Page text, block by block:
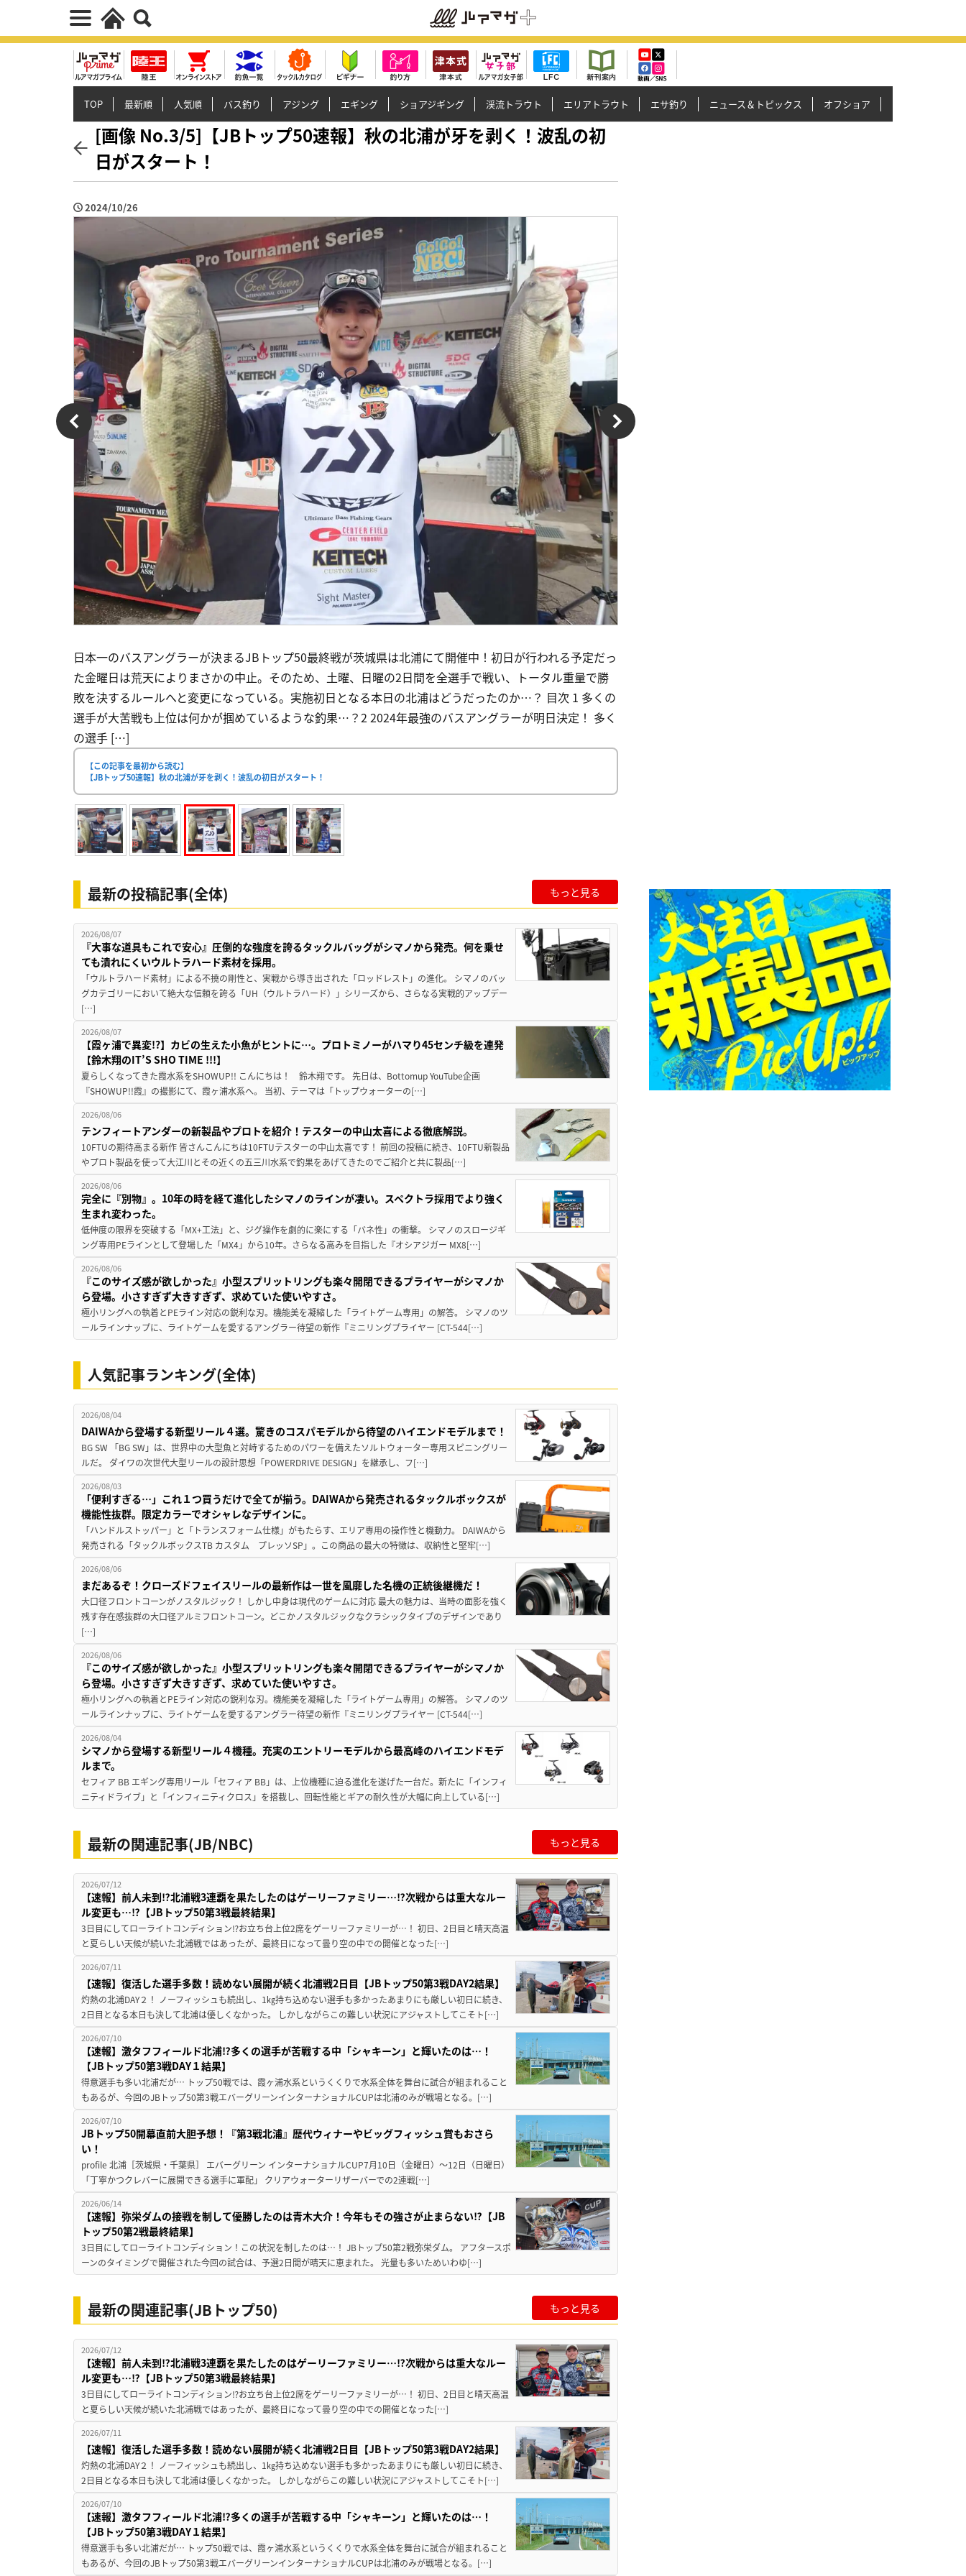
TOP 最新順 人気順 バス釣り アジング エギング ショアジギング 渓流トラウト エリアトラウト エサ釣り ニュース＆トピックス オフショア
[画像 No.3/5]【JBトップ50速報】秋の北浦が牙を剥く！波乱の初
日がスタート！
2024/10/26
日本一のバスアングラーが決まるJBトップ50最終戦が茨城県は北浦にて開催中！初日が行われる予定だっ
た金曜日は荒天によりまさかの中止。そのため、土曜、日曜の2日間を全選手で戦い、トータル重量で勝
敗を決するルールへと変更になっている。実施初日となる本日の北浦はどうだったのか…？ 目次 1 多くの
選手が大苦戦も上位は何かが掴めているような釣果…？2 2024年最強のバスアングラーが明日決定！ 多く
の選手 […]
【この記事を最初から読む】
【JBトップ50速報】秋の北浦が牙を剥く！波乱の初日がスタート！
最新の投稿記事(全体) もっと見る
2026/08/07
『大事な道具もこれで安心』圧倒的な強度を誇るタックルバッグがシマノから発売。何を乗せ
ても潰れにくいウルトラハード素材を採用。
「ウルトラハード素材」による不撓の剛性と、実戦から導き出された「ロッドレスト」の進化。 シマノのバッ
グカテゴリーにおいて絶大な信頼を誇る「UH（ウルトラハード）」シリーズから、さらなる実戦的アップデー
[…]
2026/08/07
【霞ヶ浦で異変!?】カビの生えた小魚がヒントに…。プロトミノーがハマり45センチ級を連発
【鈴木翔のIT’S SHO TIME !!!】
夏らしくなってきた霞水系をSHOWUP!! こんにちは！ 鈴木翔です。 先日は、Bottomup YouTube企画
『SHOWUP!!霞』の撮影にて、霞ヶ浦水系へ。 当初、テーマは「トップウォーターの[…]
2026/08/06
テンフィートアンダーの新製品やプロトを紹介！テスターの中山太喜による徹底解説。
10FTUの期待高まる新作 皆さんこんにちは10FTUテスターの中山太喜です！ 前回の投稿に続き、10FTU新製品
やプロト製品を使って大江川とその近くの五三川水系で釣果をあげてきたのでご紹介と共に製品[…]
2026/08/06
完全に『別物』。10年の時を経て進化したシマノのラインが凄い。スペクトラ採用でより強く
生まれ変わった。
低伸度の限界を突破する「MX+工法」と、ジグ操作を劇的に楽にする「バネ性」の衝撃。 シマノのスロージギ
ング専用PEラインとして登場した「MX4」から10年。さらなる高みを目指した『オシアジガー MX8[…]
2026/08/06
『このサイズ感が欲しかった』小型スプリットリングも楽々開閉できるプライヤーがシマノか
ら登場。小さすぎず大きすぎず、求めていた使いやすさ。
極小リングへの執着とPEライン対応の鋭利な刃。機能美を凝縮した「ライトゲーム専用」の解答。 シマノのツ
ールラインナップに、ライトゲームを愛するアングラー待望の新作『ミニリングプライヤー [CT-544[…]
人気記事ランキング(全体)
2026/08/04
DAIWAから登場する新型リール４選。驚きのコスパモデルから待望のハイエンドモデルまで！
BG SW 「BG SW」は、世界中の大型魚と対峙するためのパワーを備えたソルトウォーター専用スピニングリー
ルだ。 ダイワの次世代大型リールの設計思想「POWERDRIVE DESIGN」を継承し、フ[…]
2026/08/03
「便利すぎる…」これ１つ買うだけで全てが揃う。DAIWAから発売されるタックルボックスが
機能性抜群。限定カラーでオシャレなデザインに。
「ハンドルストッパー」と「トランスフォーム仕様」がもたらす、エリア専用の操作性と機動力。 DAIWAから
発売される「タックルボックスTB カスタム プレッソSP」。この商品の最大の特徴は、収納性と堅牢[…]
2026/08/06
まだあるぞ！クローズドフェイスリールの最新作は一世を風靡した名機の正統後継機だ！
大口径フロントコーンがノスタルジック！ しかし中身は現代のゲームに対応 最大の魅力は、当時の面影を強く
残す存在感抜群の大口径アルミフロントコーン。どこかノスタルジックなクラシックタイプのデザインであり
[…]
2026/08/06
『このサイズ感が欲しかった』小型スプリットリングも楽々開閉できるプライヤーがシマノか
ら登場。小さすぎず大きすぎず、求めていた使いやすさ。
極小リングへの執着とPEライン対応の鋭利な刃。機能美を凝縮した「ライトゲーム専用」の解答。 シマノのツ
ールラインナップに、ライトゲームを愛するアングラー待望の新作『ミニリングプライヤー [CT-544[…]
2026/08/04
シマノから登場する新型リール４機種。充実のエントリーモデルから最高峰のハイエンドモデ
ルまで。
セフィア BB エギング専用リール「セフィア BB」は、上位機種に迫る進化を遂げた一台だ。新たに「インフィ
ニティドライブ」と「インフィニティクロス」を搭載し、回転性能とギアの耐久性が大幅に向上している[…]
最新の関連記事(JB/NBC) もっと見る
2026/07/12
【速報】前人未到⁉北浦戦3連覇を果たしたのはゲーリーファミリー…⁉次戦からは重大なルー
ル変更も…⁉【JBトップ50第3戦最終結果】
3日目にしてローライトコンディション⁉お立ち台上位2席をゲーリーファミリーが…！ 初日、2日目と晴天高温
と夏らしい天候が続いた北浦戦ではあったが、最終日になって曇り空の中での開催となった[…]
2026/07/11
【速報】復活した選手多数！読めない展開が続く北浦戦2日目【JBトップ50第3戦DAY2結果】
灼熱の北浦DAY２！ ノーフィッシュも続出し、1㎏持ち込めない選手も多かったあまりにも厳しい初日に続き、
2日目となる本日も決して北浦は優しくなかった。 しかしながらこの難しい状況にアジャストしてこそト[…]
2026/07/10
【速報】激タフフィールド北浦⁉多くの選手が苦戦する中「シャキーン」と輝いたのは…！
【JBトップ50第3戦DAY１結果】
得意選手も多い北浦だが… トップ50戦では、霞ヶ浦水系というくくりで水系全体を舞台に試合が組まれること
もあるが、今回のJBトップ50第3戦エバーグリーンインターナショナルCUPは北浦のみが戦場となる。[…]
2026/07/10
JBトップ50開幕直前大胆予想！『第3戦北浦』歴代ウィナーやビッグフィッシュ賞もおさら
い！
profile 北浦［茨城県・千葉県］ エバーグリーン インターナショナルCUP7月10日（金曜日）～12日（日曜日）
「丁寧かつクレバーに展開できる選手に軍配」 クリアウォーターリザーバーでの2連戦[…]
2026/06/14
【速報】弥栄ダムの接戦を制して優勝したのは青木大介！今年もその強さが止まらない⁉【JB
トップ50第2戦最終結果】
3日目にしてローライトコンディション！この状況を制したのは…！ JBトップ50第2戦弥栄ダム。 アフタースポ
ーンのタイミングで開催された今回の試合は、予選2日間が晴天に恵まれた。 光量も多いためいわゆ[…]
最新の関連記事(JBトップ50) もっと見る
2026/07/12
【速報】前人未到⁉北浦戦3連覇を果たしたのはゲーリーファミリー…⁉次戦からは重大なルー
ル変更も…⁉【JBトップ50第3戦最終結果】
3日目にしてローライトコンディション⁉お立ち台上位2席をゲーリーファミリーが…！ 初日、2日目と晴天高温
と夏らしい天候が続いた北浦戦ではあったが、最終日になって曇り空の中での開催となった[…]
2026/07/11
【速報】復活した選手多数！読めない展開が続く北浦戦2日目【JBトップ50第3戦DAY2結果】
灼熱の北浦DAY２！ ノーフィッシュも続出し、1㎏持ち込めない選手も多かったあまりにも厳しい初日に続き、
2日目となる本日も決して北浦は優しくなかった。 しかしながらこの難しい状況にアジャストしてこそト[…]
2026/07/10
【速報】激タフフィールド北浦⁉多くの選手が苦戦する中「シャキーン」と輝いたのは…！
【JBトップ50第3戦DAY１結果】
得意選手も多い北浦だが… トップ50戦では、霞ヶ浦水系というくくりで水系全体を舞台に試合が組まれること
もあるが、今回のJBトップ50第3戦エバーグリーンインターナショナルCUPは北浦のみが戦場となる。[…]